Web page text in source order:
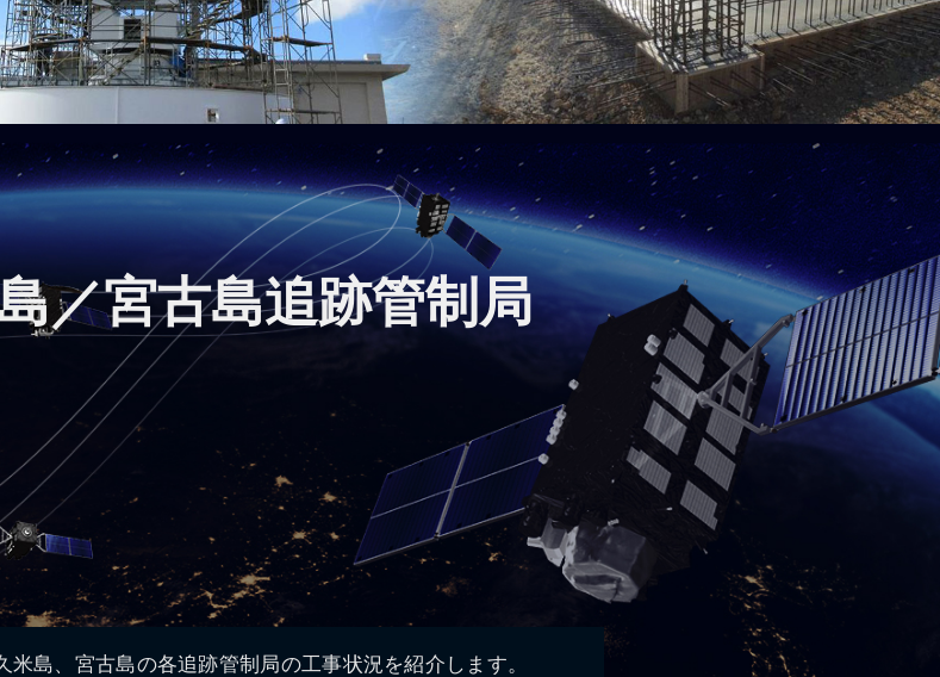
／宮古島追跡管制局
島、宮古島の各追跡管制局の工事状況を紹介します。